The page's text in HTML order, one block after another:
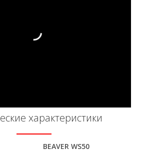
характеристики
BEAVER WS50